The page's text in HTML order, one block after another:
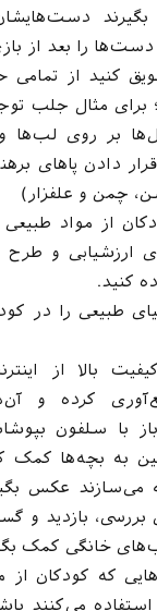
بگیرند
را بعد از
کنید از
برای مثال جلب
بر روی لب‌ها و
دادن پاهای
چمن و علفزار)
از مواد
ارزشیابی و طرح
کنید.
طبیعی را در
بالا از
کرده و
با سلفون
به بچه‌ها کمک
می‌سازند عکس
بررسی، بازدید و
خانگی کمک
که کودکان از
می‌کنند